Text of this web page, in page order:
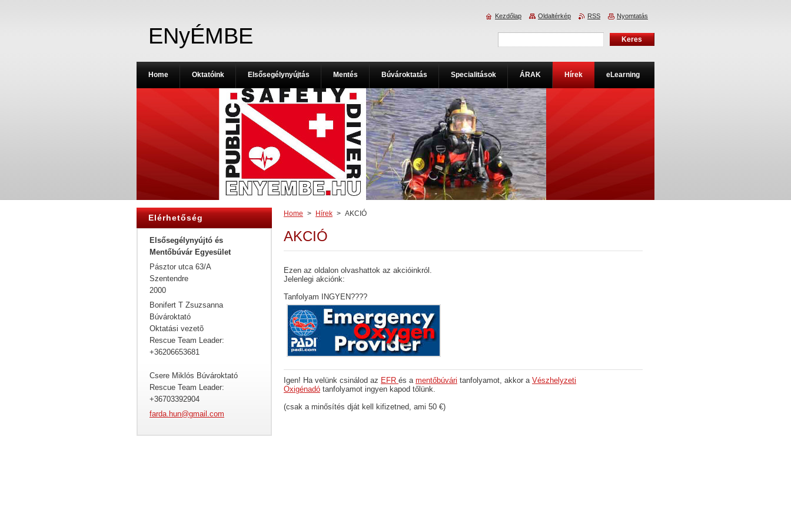
ENyÉMBE
Home > Hírek > AKCIÓ
AKCIÓ
Ezen az oldalon olvashattok az akcióinkról.
Jelenlegi akciónk:
Tanfolyam INGYEN????
Igen! Ha velünk csinálod az EFR és a mentőbúvári tanfolyamot, akkor a Vészhelyzeti
Oxigénadó tanfolyamot ingyen kapod tőlünk.
(csak a minősítés dját kell kifizetned, ami 50 €)
Elérhetőség
Elsősegélynyújtó és
Mentőbúvár Egyesület
Pásztor utca 63/A
Szentendre
2000
Bonifert T Zsuzsanna
Búvároktató
Oktatási vezetõ
Rescue Team Leader:
+36206653681
Csere Miklós Búvároktató
Rescue Team Leader:
+36703392904
farda.hun@gmail.com
Home Oktatóink Elsősegélynyújtás Mentés Búvároktatás Specialitások ÁRAK Hírek eLearning
Kezdőlap Oldaltérkép RSS Nyomtatás